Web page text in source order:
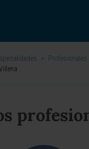
> Profesionales